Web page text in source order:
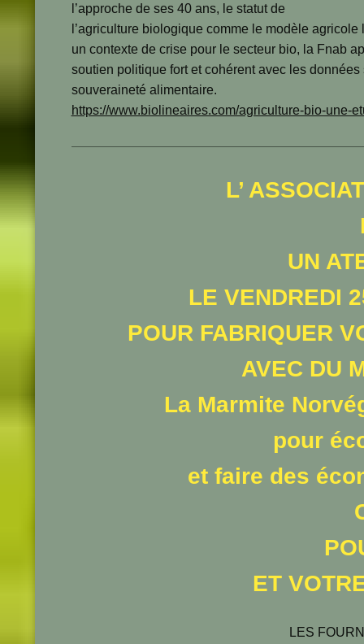
l’approche de ses 40 ans, le statut de
l’agriculture biologique comme le modèle
un contexte de crise pour le secteur bio, la Fnab
soutien politique fort et cohérent avec les
souveraineté alimentaire.
https://www.biolineaires.com/agriculture-bio-une-
L’
UN
LE VENDREDI
POUR FABRIQUER
AVEC DU
La Marmite
pour
et faire des
ET
LES